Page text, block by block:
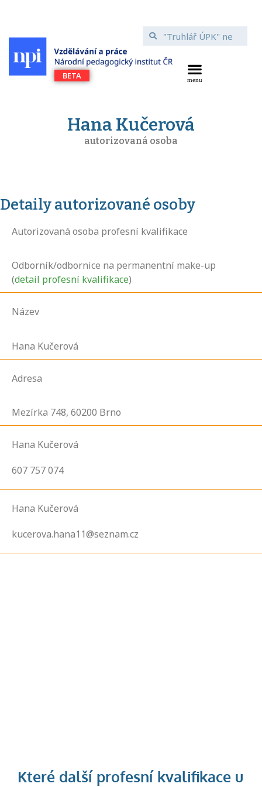
Hana Kučerová
autorizovaná osoba
Detaily autorizované osoby
Autorizovaná osoba profesní kvalifikace
Odborník/odbornice na permanentní make-up
(detail profesní kvalifikace)
Název
Hana Kučerová
Adresa
Mezírka 748, 60200 Brno
Hana Kučerová
607 757 074
Hana Kučerová
kucerova.hana11@seznam.cz